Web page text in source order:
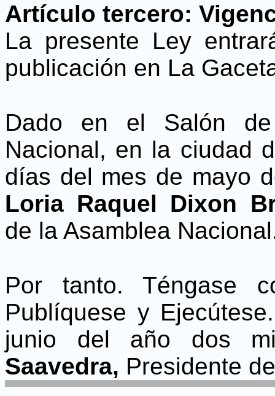
Artículo tercero:
La presente Ley
publicación en La
Dado en el Salón
Nacional, en la ciudad
días del mes de mayo
Loria Raquel Dixon
de la Asamblea
Por tanto. Téngase
Publíquese y
junio del año dos
Saavedra, Presidente